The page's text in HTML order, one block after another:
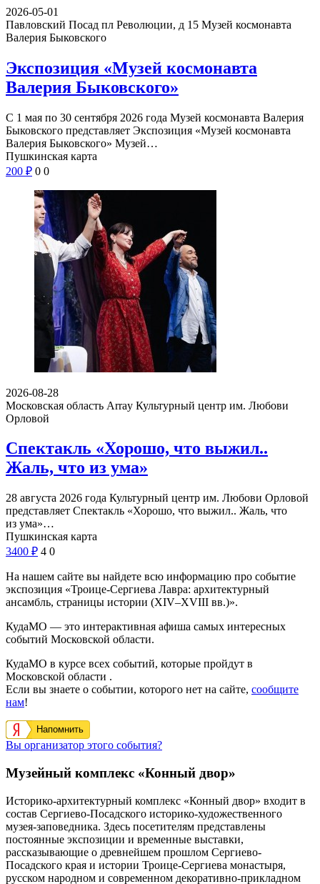
2026-05-01
Павловский Посад пл Революции, д 15 Музей космонавта
Валерия Быковского
Экспозиция «Музей космонавта
Валерия Быковского»
С 1 мая по 30 сентября 2026 года Музей космонавта Валерия
Быковского представляет Экспозиция «Музей космонавта
Валерия Быковского» Музей…
Пушкинская карта
200 ₽ 0 0
2026-08-28
Московская область Array Культурный центр им. Любови
Орловой
Спектакль «Хорошо, что выжил..
Жаль, что из ума»
28 августа 2026 года Культурный центр им. Любови Орловой
представляет Спектакль «Хорошо, что выжил.. Жаль, что
из ума»…
Пушкинская карта
3400 ₽ 4 0
На нашем сайте вы найдете всю информацию про событие
экспозиция «Троице-Сергиева Лавра: архитектурный
ансамбль, страницы истории (XIV–XVIII вв.)».
КудаМО — это интерактивная афиша самых интересных
событий Московской области.
КудаМО в курсе всех событий, которые пройдут в
Московской области .
Если вы знаете о событии, которого нет на сайте, сообщите
нам!
Напомнить
Вы организатор этого события?
Музейный комплекс «Конный двор»
Историко-архитектурный комплекс «Конный двор» входит в
состав Сергиево-Посадского историко-художественного
музея-заповедника. Здесь посетителям представлены
постоянные экспозиции и временные выставки,
рассказывающие о древнейшем прошлом Сергиево-
Посадского края и истории Троице-Сергиева монастыря,
русском народном и современном декоративно-прикладном